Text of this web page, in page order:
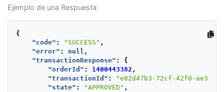
Ejemplo de una Respuesta:
{
"code" : "SUCCESS" ,
"error" : null ,
"transactionResponse" :
{
"orderId" : 1400443382 ,
"transactionId" :
"e82d47b3-72cf-42f0-ae30-
"state" : "APPROVED" ,